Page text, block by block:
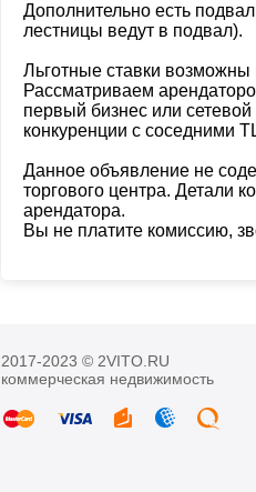
Дополнительно есть
лестницы ведут в подвал).
Льготные ставки
Рассматриваем
первый бизнес или сетевой
конкуренции с соседними
Данное объявление не
торгового центра. Детали
арендатора.
Вы не платите комиссию,
2017-2023 © 2VITO.RU
коммерческая недвижимость